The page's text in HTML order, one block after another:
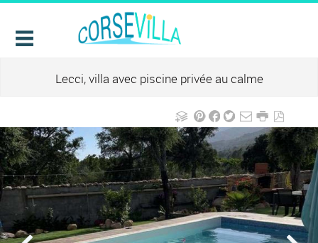
Lecci, villa avec piscine privée au calme